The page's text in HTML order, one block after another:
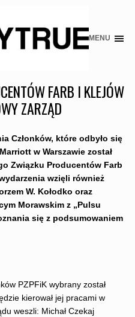
MENU
FARB I KLEJÓW
ZARZĄD
Członków, które odbyło się
w Warszawie został
Związku Producentów Farb
wzięli również
W. Kołodko oraz
Morawskim z „Pulsu
się z podsumowaniem
PZPFiK wybrany został
kierował jej pracami w
weszli: Michał Czekaj